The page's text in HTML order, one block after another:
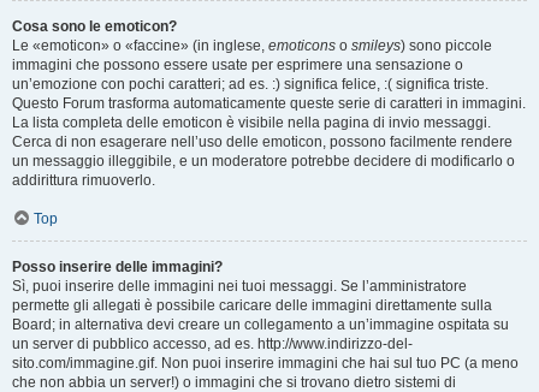
Cosa sono le emoticon?
Le «emoticon» o «faccine» (in inglese, emoticons o smileys) sono piccole
immagini che possono essere usate per esprimere una sensazione o
un’emozione con pochi caratteri; ad es. :) significa felice, :( significa triste.
Questo Forum trasforma automaticamente queste serie di caratteri in immagini.
La lista completa delle emoticon è visibile nella pagina di invio messaggi.
Cerca di non esagerare nell’uso delle emoticon, possono facilmente rendere
un messaggio illeggibile, e un moderatore potrebbe decidere di modificarlo o
addirittura rimuoverlo.
Top
Posso inserire delle immagini?
Sì, puoi inserire delle immagini nei tuoi messaggi. Se l’amministratore
permette gli allegati è possibile caricare delle immagini direttamente sulla
Board; in alternativa devi creare un collegamento a un’immagine ospitata su
un server di pubblico accesso, ad es. http://www.indirizzo-del-
sito.com/immagine.gif. Non puoi inserire immagini che hai sul tuo PC (a meno
che non abbia un server!) o immagini che si trovano dietro sistemi di